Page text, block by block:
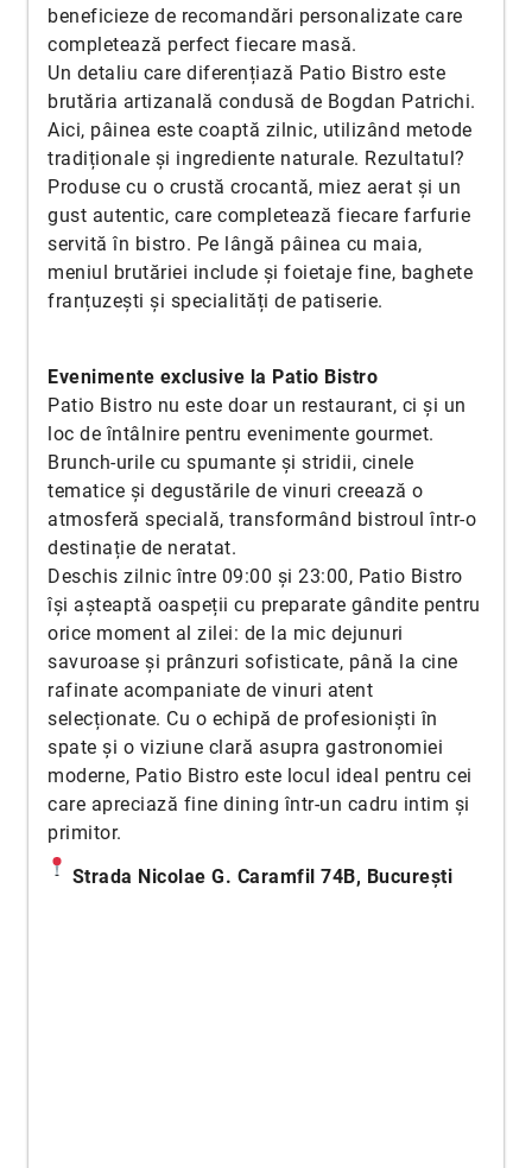
beneficieze de recomandări personalizate care
completează perfect fiecare masă.
Un detaliu care diferențiază Patio Bistro este
brutăria artizanală condusă de Bogdan Patrichi.
Aici, pâinea este coaptă zilnic, utilizând metode
tradiționale și ingrediente naturale. Rezultatul?
Produse cu o crustă crocantă, miez aerat și un
gust autentic, care completează fiecare farfurie
servită în bistro. Pe lângă pâinea cu maia,
meniul brutăriei include și foietaje fine, baghete
franțuzești și specialități de patiserie.
Evenimente exclusive la Patio Bistro
Patio Bistro nu este doar un restaurant, ci și un
loc de întâlnire pentru evenimente gourmet.
Brunch-urile cu spumante și stridii, cinele
tematice și degustările de vinuri creează o
atmosferă specială, transformând bistroul într-o
destinație de neratat.
Deschis zilnic între 09:00 și 23:00, Patio Bistro
își așteaptă oaspeții cu preparate gândite pentru
orice moment al zilei: de la mic dejunuri
savuroase și prânzuri sofisticate, până la cine
rafinate acompaniate de vinuri atent
selecționate. Cu o echipă de profesioniști în
spate și o viziune clară asupra gastronomiei
moderne, Patio Bistro este locul ideal pentru cei
care apreciază fine dining într-un cadru intim și
primitor.
Strada Nicolae G. Caramfil 74B, București